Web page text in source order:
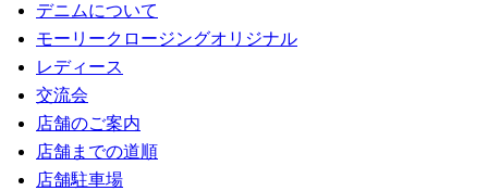
デニムについて
モーリークロージングオリジナル
レディース
交流会
店舗のご案内
店舗までの道順
店舗駐車場